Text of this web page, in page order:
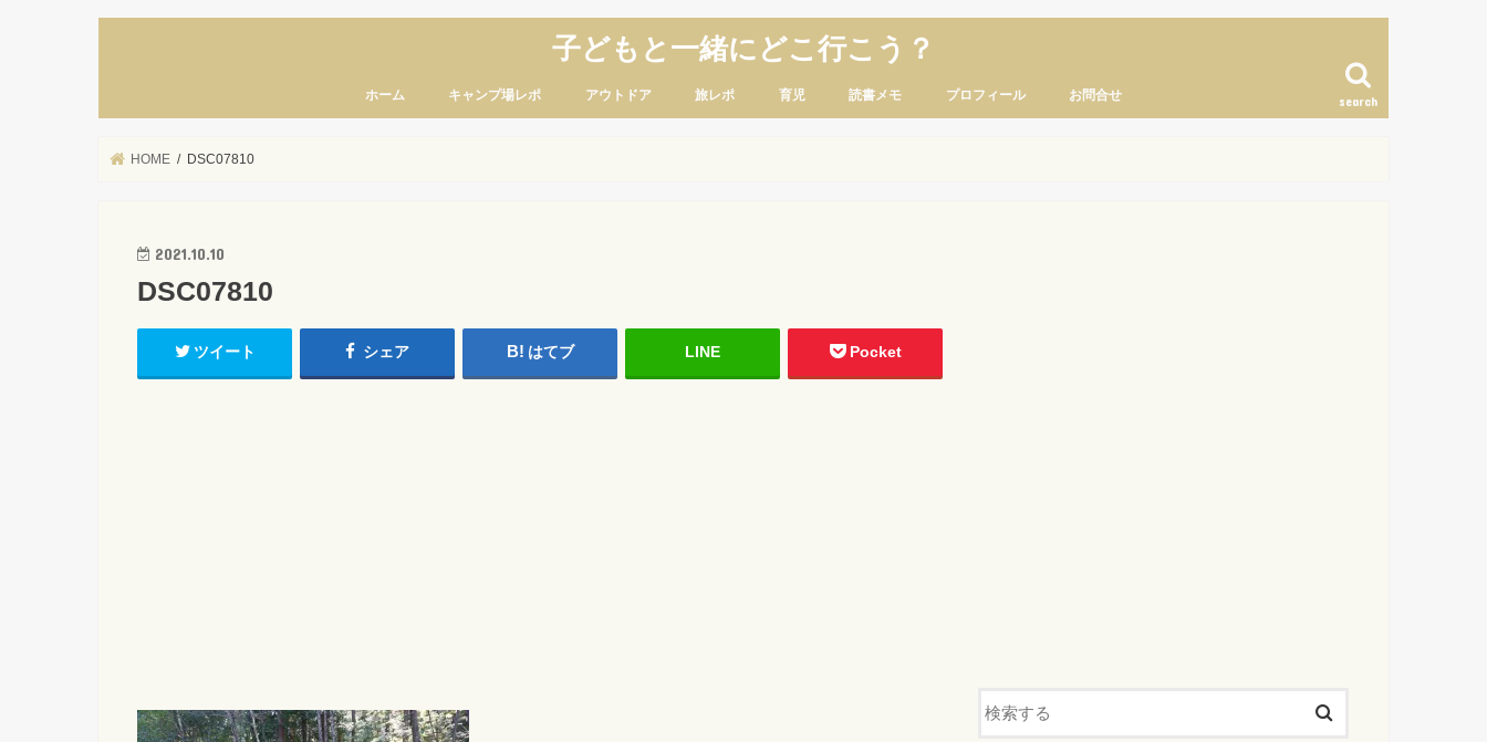
子どもと一緒にどこ行こう？
search
ホーム キャンプ場レポ アウトドア 旅レポ 育児 読書メモ プロフィール お問合せ
HOME DSC07810
2021.10.10
DSC07810
ツイート シェア はてブ LINE Pocket